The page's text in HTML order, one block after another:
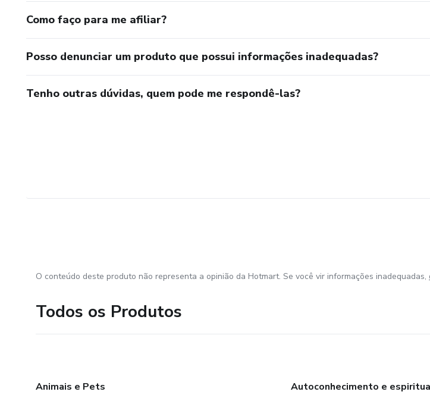
Como faço para me afiliar?
Posso denunciar um produto que possui informações inadequadas?
Tenho outras dúvidas, quem pode me respondê-las?
O conteúdo deste produto não representa a opinião da Hotmart. Se você vir informações inadequadas,
Todos os Produtos
Animais e Pets
Autoconhecimento e